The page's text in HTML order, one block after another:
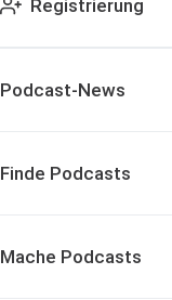
Registrierung
Podcast-News
Finde Podcasts
Mache Podcasts